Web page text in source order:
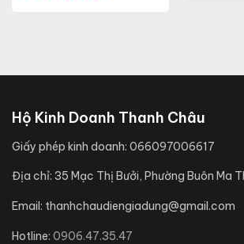
Hộ Kinh Doanh Thanh Châu
Giấy phép kinh doanh: 066097006617
Địa chỉ: 35 Mạc Thị Bưởi, Phường Buôn Ma
Email: thanhchaudiengiadung@gmail.com
Hotline: 0906.47.35.47